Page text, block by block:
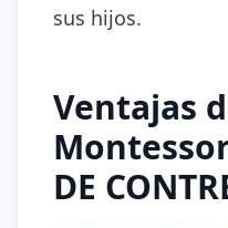
sus hijos.
Ventajas
DE